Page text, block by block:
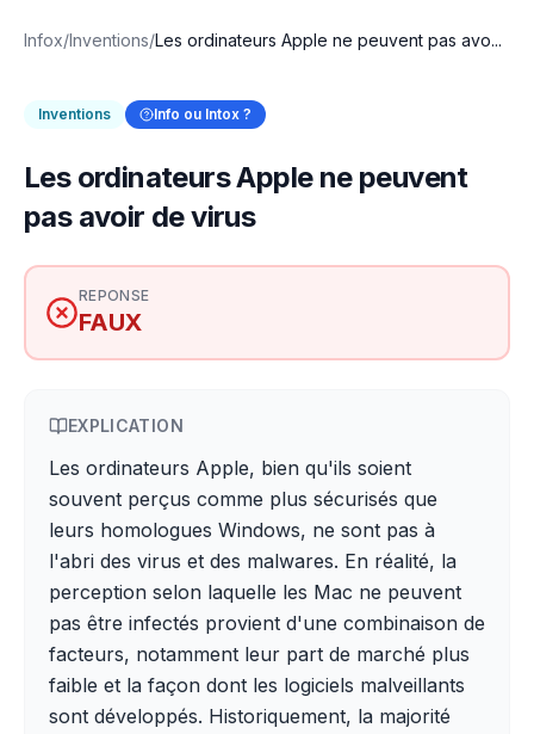
Infox/Inventions/Les ordinateurs Apple ne peuvent pas avo...
Inventions Info ou Intox ?
Les ordinateurs Apple ne peuvent
pas avoir de virus
REPONSE
FAUX
EXPLICATION
Les ordinateurs Apple, bien qu'ils soient
souvent perçus comme plus sécurisés que
leurs homologues Windows, ne sont pas à
l'abri des virus et des malwares. En réalité, la
perception selon laquelle les Mac ne peuvent
pas être infectés provient d'une combinaison de
facteurs, notamment leur part de marché plus
faible et la façon dont les logiciels malveillants
sont développés. Historiquement, la majorité